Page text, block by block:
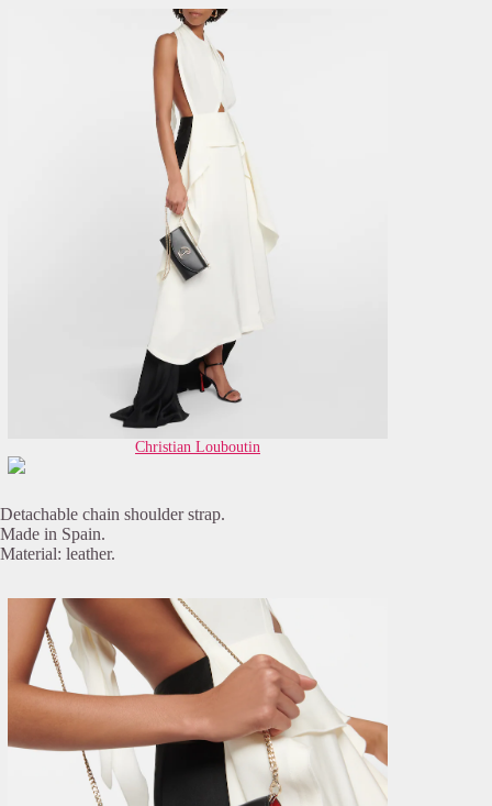
Christian Louboutin
Detachable chain shoulder strap.
Made in Spain.
Material: leather.